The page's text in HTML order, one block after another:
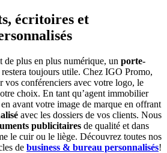
écritoires et
de plus en plus numérique, un porte-
restera toujours utile. Chez IGO Promo,
vos conférenciers avec votre logo, le
choix. En tant qu’agent immobilier
avant votre image de marque en offrant
avec les dossiers de vos clients. Nous
publicitaires de qualité et dans
le cuir ou le liège. Découvrez toutes nos
de business & bureau personnalisés!